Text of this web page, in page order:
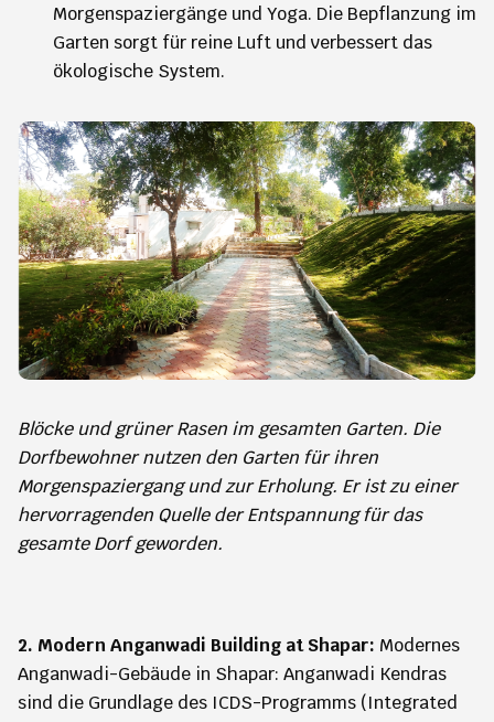
Morgenspaziergänge und Yoga. Die Bepflanzung im
Garten sorgt für reine Luft und verbessert das
ökologische System.
Blöcke und grüner Rasen im gesamten Garten. Die
Dorfbewohner nutzen den Garten für ihren
Morgenspaziergang und zur Erholung. Er ist zu einer
hervorragenden Quelle der Entspannung für das
gesamte Dorf geworden.
2. Modern Anganwadi Building at Shapar: Modernes
Anganwadi-Gebäude in Shapar: Anganwadi Kendras
sind die Grundlage des ICDS-Programms (Integrated